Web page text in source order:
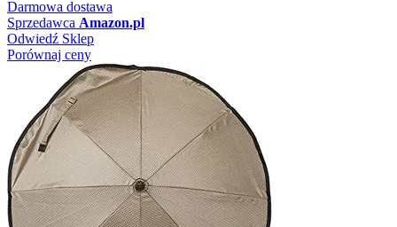
Darmowa dostawa
Sprzedawca Amazon.pl
Odwiedź Sklep
Porównaj ceny